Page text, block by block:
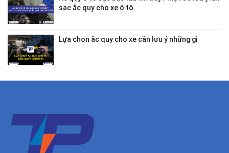
sạc ắc quy cho xe ô tô
Lựa chọn ắc quy cho xe cần lưu ý những gì